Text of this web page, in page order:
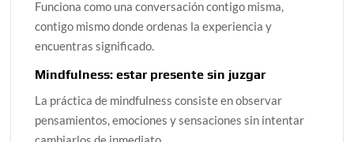
Funciona como una conversación contigo misma,
contigo mismo donde ordenas la experiencia y
encuentras significado.
Mindfulness: estar presente sin juzgar
La práctica de mindfulness consiste en observar
pensamientos, emociones y sensaciones sin intentar